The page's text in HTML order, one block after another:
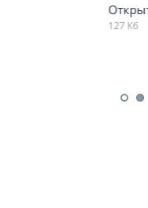
Открыть отзыв